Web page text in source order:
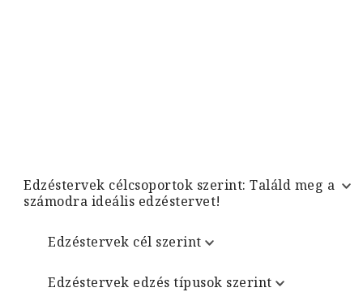
Edzéstervek célcsoportok szerint: Találd meg a
számodra ideális edzéstervet!
Edzéstervek cél szerint
Edzéstervek edzés típusok szerint